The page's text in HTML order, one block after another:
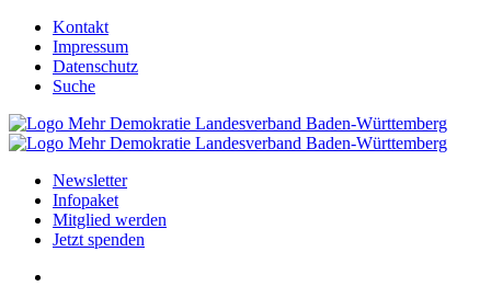
Kontakt
Impressum
Datenschutz
Suche
Newsletter
Infopaket
Mitglied werden
Jetzt spenden